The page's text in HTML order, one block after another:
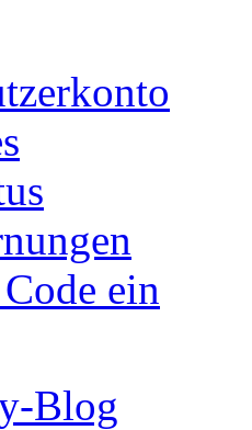
ein
Blog